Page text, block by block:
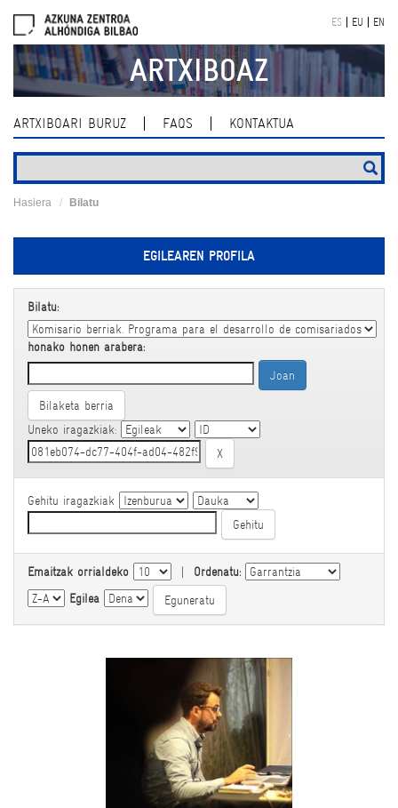
navigation
ES EU EN
ARTXIBOAZ
ARTXIBOARI BURUZ FAQS KONTAKTUA
Hasiera Bilatu
EGILEAREN PROFILA
Bilatu:
honako honen arabera:
Bilaketa berria
Uneko iragazkiak:
Gehitu iragazkiak
Emaitzak orrialdeko | Ordenatu:
Egilea